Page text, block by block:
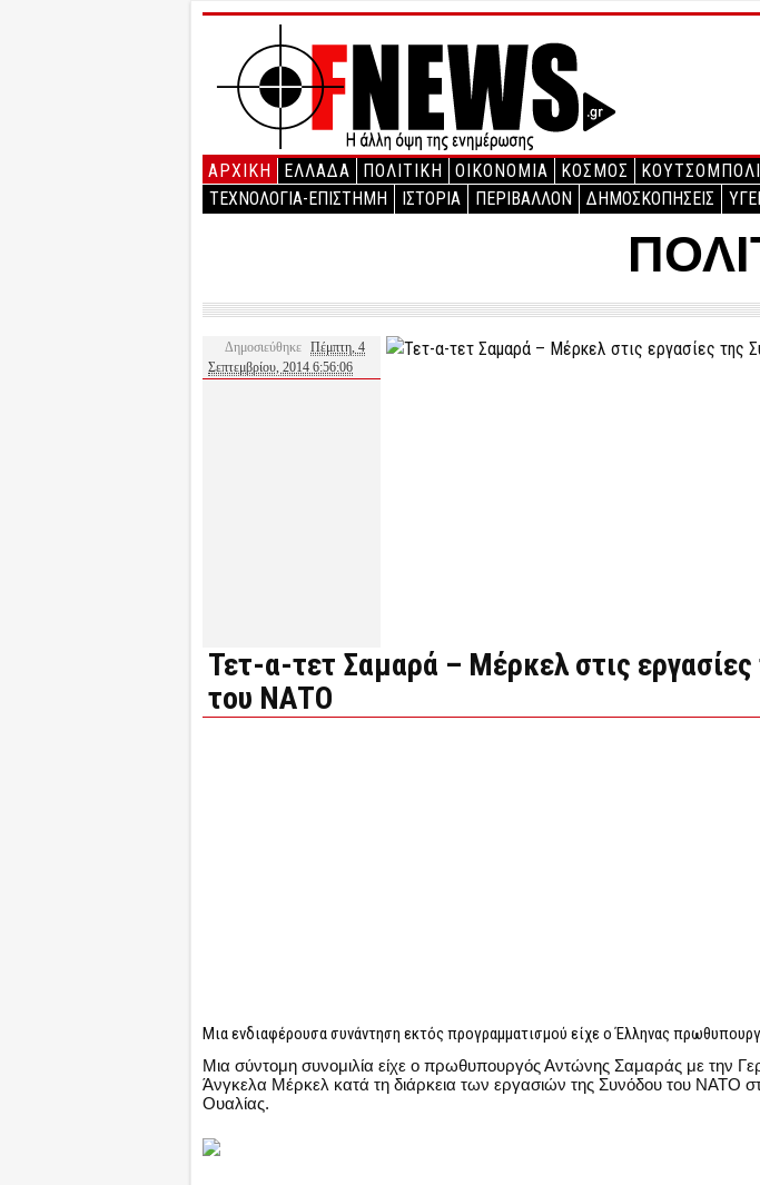
ΑΡΧΙΚΉ ΕΛΛΑΔΑ ΠΟΛΙΤΙΚΗ ΟΙΚΟΝΟΜΙΑ ΚΟΣΜΟΣ
ΤΕΧΝΟΛΟΓΙΑ-ΕΠΙΣΤΗΜΗ
ΙΣΤΟΡΙΑ ΠΕΡΙΒΑΛΛΟΝ ΔΗΜΟΣΚΟΠΗΣΕΙΣ
Δημοσιεύθηκε Πέμπτη, 4
Σεπτεμβρίου, 2014 6:56:06
Τετ-α-τετ Σαμαρά – Μέρκελ στις εργασίες
του ΝΑΤΟ
Μια ενδιαφέρουσα συνάντηση εκτός προγραμματισμού είχε ο Έλληνας
Μια σύντομη συνομιλία είχε ο πρωθυπουργός Αντώνης Σαμαράς με την
Άνγκελα Μέρκελ κατά τη διάρκεια των εργασιών της Συνόδου του ΝΑΤΟ
Ουαλίας.